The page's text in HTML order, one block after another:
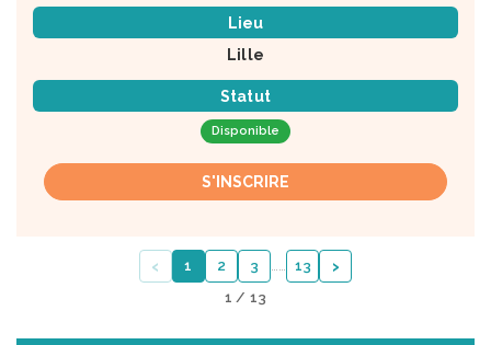
Lieu
Lille
Statut
Disponible
S'INSCRIRE
‹ 1 2 3 13 ›
1 / 13